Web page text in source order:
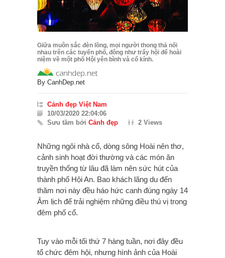
Giữa muôn sắc đèn lồng, mọi người thong thả nối
nhau trên các tuyến phố, đông như trẩy hội để hoài
niệm về một phố Hội yên bình và cổ kính.
By CanhDep.net
Cảnh đẹp Việt Nam
10/03/2020 22:04:06
Sưu tầm bởi Cảnh đẹp 2 Views
Những ngôi nhà cổ, dòng sông Hoài nên thơ,
cảnh sinh hoạt đời thường và các món ăn
truyền thống từ lâu đã làm nên sức hút của
thành phố Hội An. Bao khách lãng du đến
thăm nơi này đều háo hức canh đúng ngày 14
Âm lịch để trải nghiệm những điều thú vị trong
đêm phố cổ.
Tuy vào mỗi tối thứ 7 hàng tuần, nơi đây đều
tổ chức đêm hội, nhưng hình ảnh của Hoài